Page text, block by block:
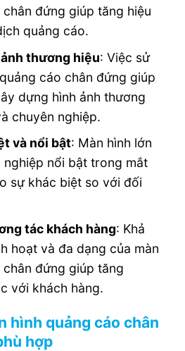
đứng giúp tăng hiệu
quảng cáo.
thương hiệu: Việc sử
cáo chân đứng giúp
dựng hình ảnh thương
chuyên nghiệp.
và nổi bật: Màn hình lớn
nghiệp nổi bật trong mắt
sự khác biệt so với đối
tác khách hàng: Khả
hoạt và đa dạng của màn
đứng giúp tăng
với khách hàng.
hình quảng cáo chân
hợp